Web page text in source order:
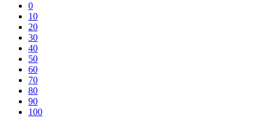
0
10
20
30
40
50
60
70
80
90
100